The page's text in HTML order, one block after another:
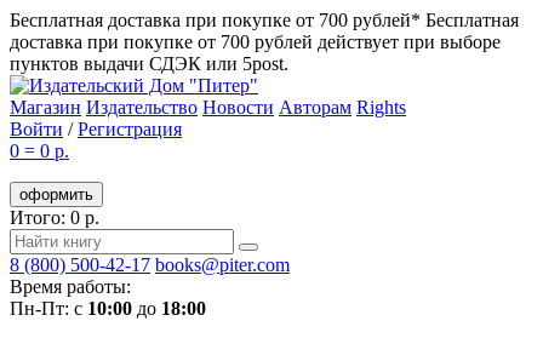
Бесплатная доставка при покупке от 700 рублей* Бесплатная
доставка при покупке от 700 рублей действует при выборе
пунктов выдачи СДЭК или 5post.
Магазин Издательство Новости Авторам Rights
Войти /Регистрация
0 = 0 р.
оформить
Итого: 0 р.
8 (800) 500-42-17 books@piter.com
Время работы:
Пн-Пт: с 10:00 до 18:00